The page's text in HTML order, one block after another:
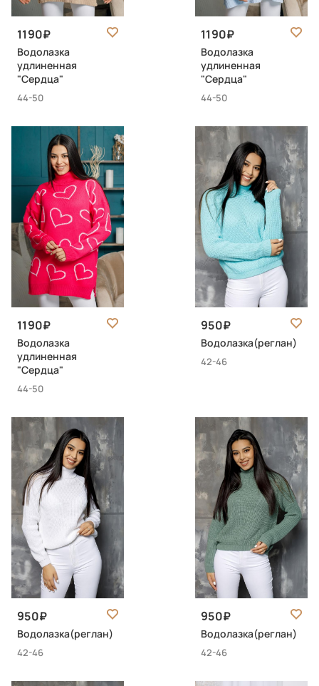
1190
Водолазка
удлиненная
"Сердца"
44-50
1190
Водолазка
удлиненная
"Сердца"
44-50
1190
Водолазка
удлиненная
"Сердца"
44-50
950
Водолазка(реглан)
42-46
950
Водолазка(реглан)
42-46
950
Водолазка(реглан)
42-46